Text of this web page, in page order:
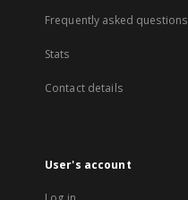
Frequently asked questions
Stats
Contact details
User's account